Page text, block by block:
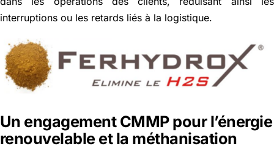
interruptions ou les retards liés à la logistique.
Un engagement CMMP pour l’énergie
renouvelable et la méthanisation